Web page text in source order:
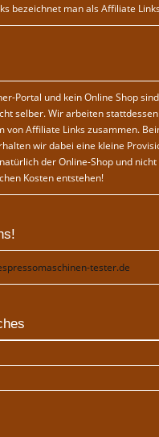
bezeichnet man als Affiliate
Portal und kein Online Shop
selber. Wir arbeiten
von Affiliate Links zusammen.
wir dabei eine kleine
der Online-Shop und
Kosten entstehen!